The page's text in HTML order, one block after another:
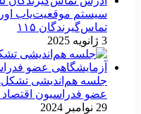
سیستم موقعیت‌یاب
تماس‌گیرندگان ۱۱۵
3 ژانویه 2025
جلسه هم‌اندیشی
عضو فدراسیون
29 نوامبر 2024